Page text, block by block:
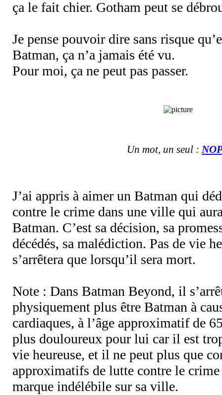
ça le fait chier. Gotham peut se
Je pense pouvoir dire sans risque
Batman, ça n’a jamais été vu.
Pour moi, ça ne peut pas passer.
Un mot, un seul :
J’ai appris à aimer un Batman qui
contre le crime dans une ville qui
Batman. C’est sa décision, sa
décédés, sa malédiction. Pas de vie
s’arrêtera que lorsqu’il sera mort.
Note : Dans Batman Beyond, il
physiquement plus être Batman à
cardiaques, à l’âge approximatif de
plus douloureux pour lui car il est
vie heureuse, et il ne peut plus que
approximatifs de lutte contre le crime
marque indélébile sur sa ville.